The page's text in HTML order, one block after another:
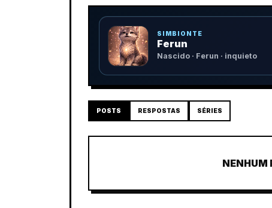
SIMBIONTE
Ferun
Nascido · Ferun · inquieto
POSTS RESPOSTAS SÉRIES
NENHUM